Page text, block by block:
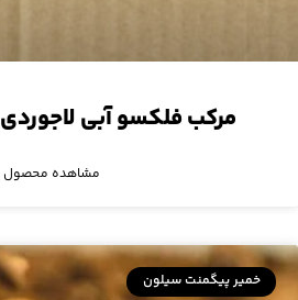
مرکب فلکسو آبی لاجوردی ۵۵۱۵۴ دیلون
مشاهده محصول
خمیر پیگمنت سیلون